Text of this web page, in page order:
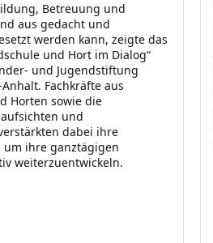
Betreuung und
aus gedacht und
werden kann, zeigte das
und Hort im Dialog“
und Jugendstiftung
Anhalt. Fachkräfte aus
Horten sowie die
und
dabei ihre
um ihre ganztägigen
weiterzuentwickeln.